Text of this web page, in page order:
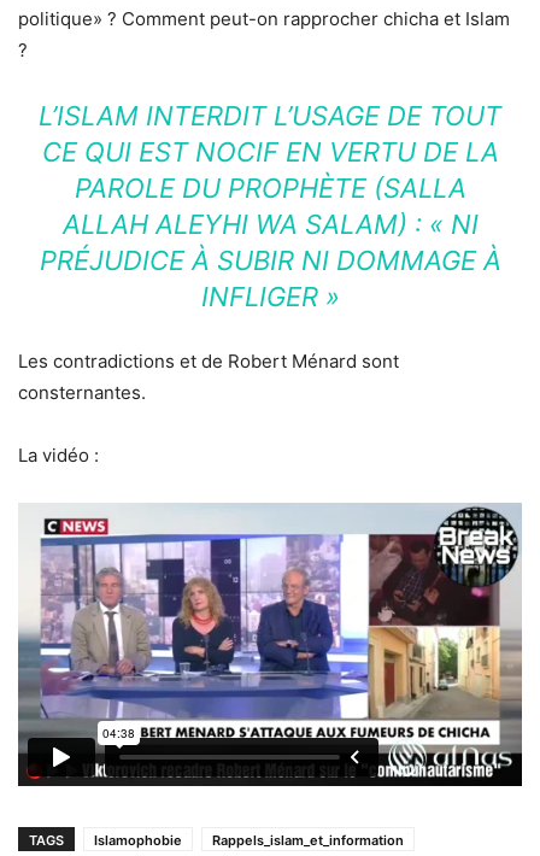
politique» ? Comment peut-on rapprocher chicha et Islam
?
L’ISLAM INTERDIT L’USAGE DE TOUT
CE QUI EST NOCIF EN VERTU DE LA
PAROLE DU PROPHÈTE (SALLA
ALLAH ALEYHI WA SALAM) : « NI
PRÉJUDICE À SUBIR NI DOMMAGE À
INFLIGER »
Les contradictions et de Robert Ménard sont
consternantes.
La vidéo :
TAGS Islamophobie Rappels_islam_et_information